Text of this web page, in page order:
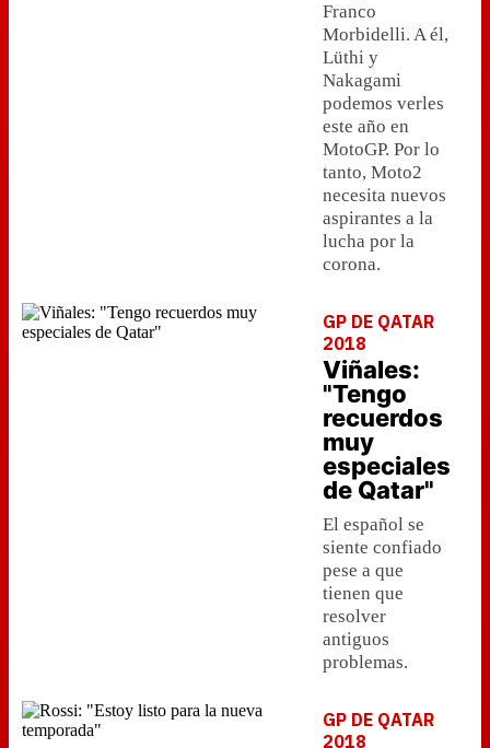
Franco
Morbidelli. A él,
Lüthi y
Nakagami
podemos verles
este año en
MotoGP. Por lo
tanto, Moto2
necesita nuevos
aspirantes a la
lucha por la
corona.
GP DE QATAR
2018
Viñales:
"Tengo
recuerdos
muy
especiales
de Qatar"
El español se
siente confiado
pese a que
tienen que
resolver
antiguos
problemas.
GP DE QATAR
2018